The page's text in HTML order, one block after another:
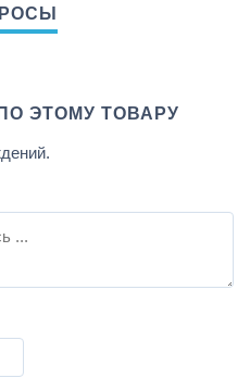
ЭТОМУ ТОВАРУ